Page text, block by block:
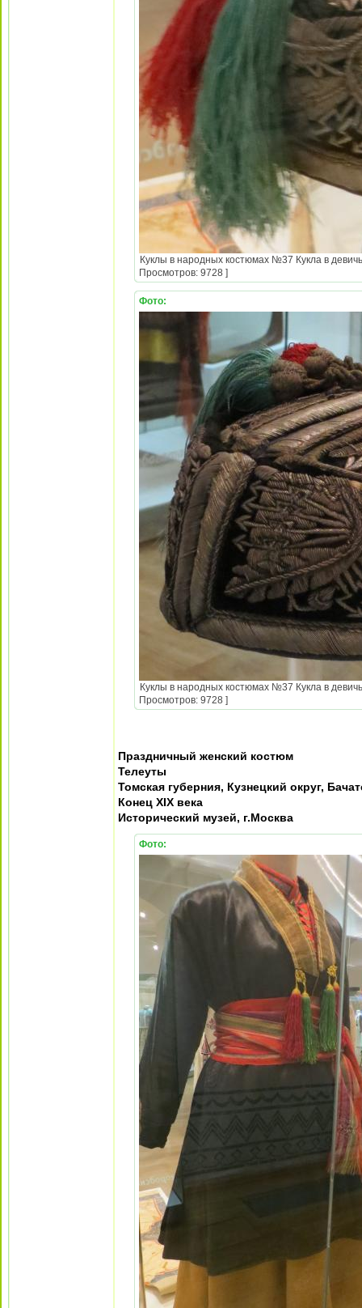
Куклы в народных костюмах №37 Кукла в
Просмотров: 9728 ]
Фото:
Куклы в народных костюмах №37 Кукла в
Просмотров: 9728 ]
Праздничный женский костюм
Телеуты
Томская губерния, Кузнецкий округ,
Конец XIX века
Исторический музей, г.Москва
Фото: